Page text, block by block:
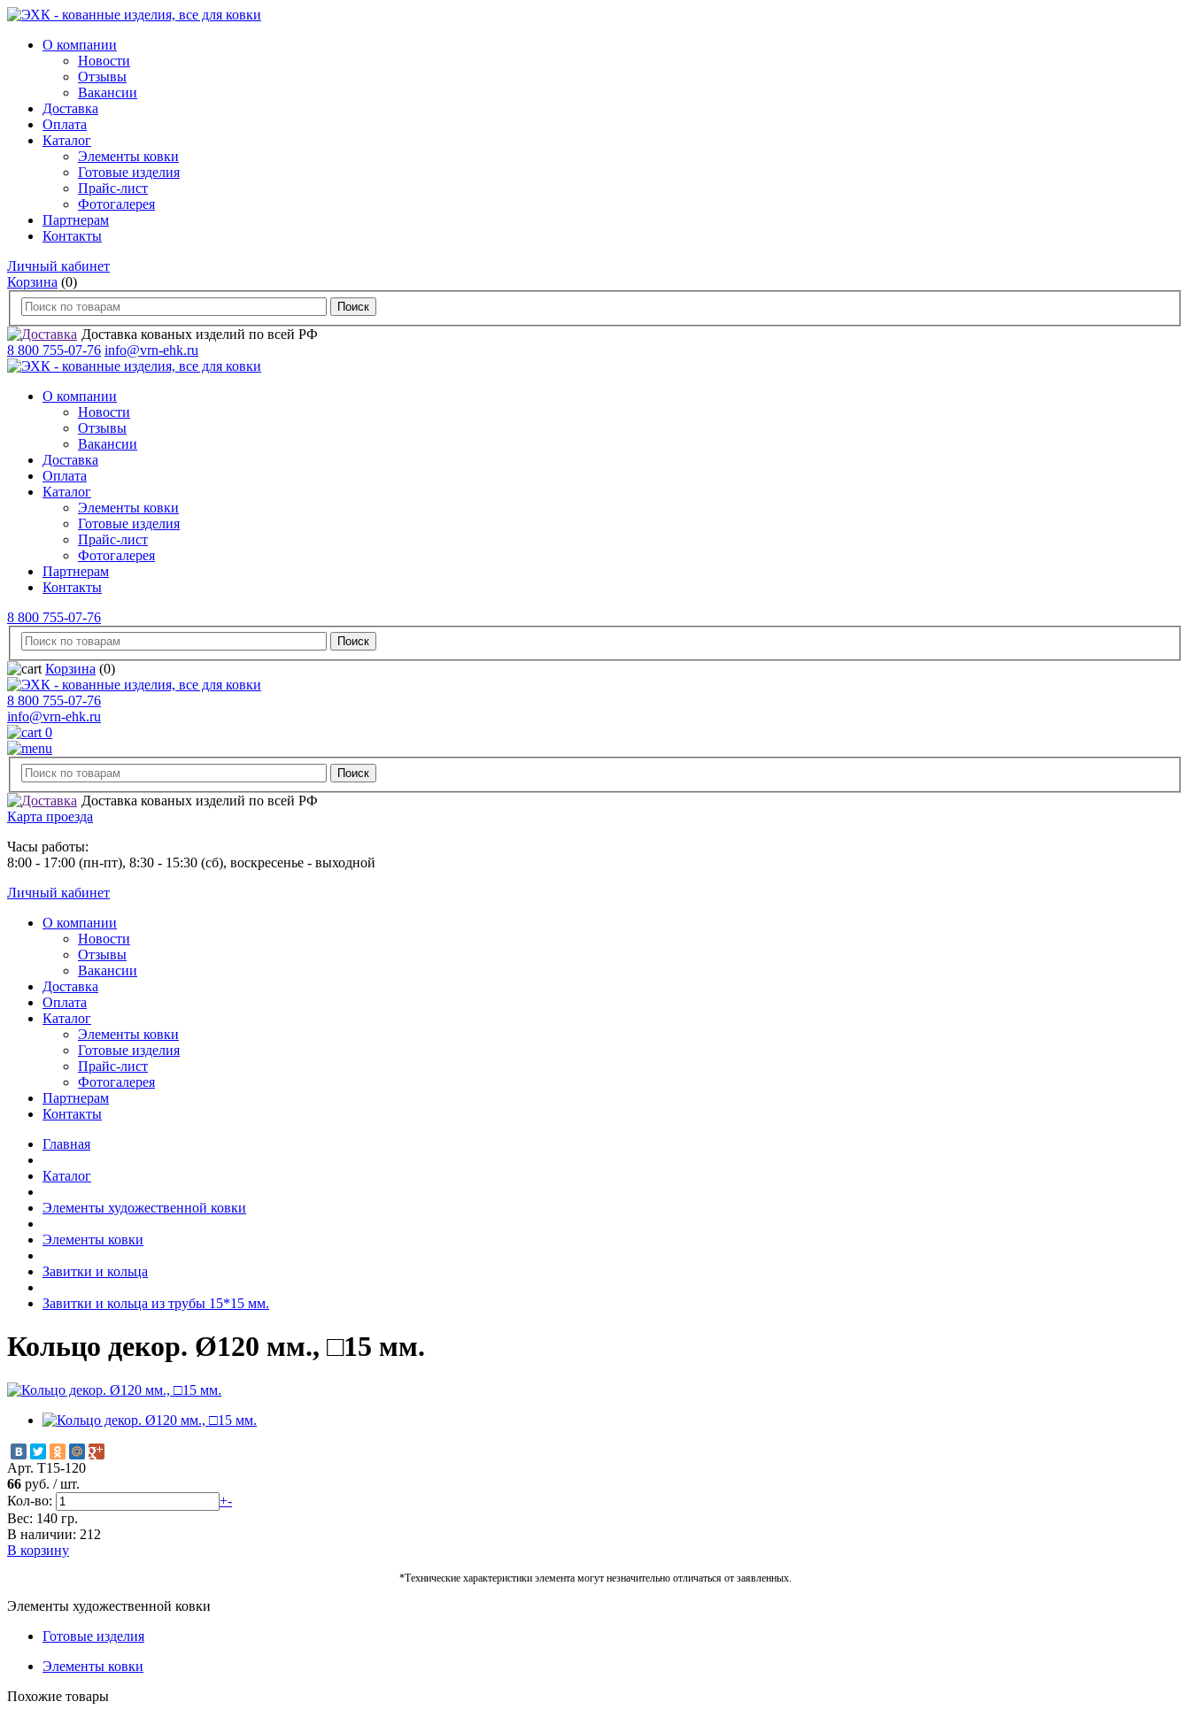
О компании
Новости
Отзывы
Вакансии
Доставка
Оплата
Каталог
Элементы ковки
Готовые изделия
Прайс-лист
Фотогалерея
Партнерам
Контакты
Личный кабинет
Корзина (0)
Доставка кованых изделий по всей РФ
8 800 755-07-76 info@vrn-ehk.ru
О компании
Новости
Отзывы
Вакансии
Доставка
Оплата
Каталог
Элементы ковки
Готовые изделия
Прайс-лист
Фотогалерея
Партнерам
Контакты
8 800 755-07-76
Корзина (0)
8 800 755-07-76
info@vrn-ehk.ru
0
Доставка кованых изделий по всей РФ
Карта проезда
Часы работы:
8:00 - 17:00 (пн-пт), 8:30 - 15:30 (сб), воскресенье - выходной
Личный кабинет
О компании
Новости
Отзывы
Вакансии
Доставка
Оплата
Каталог
Элементы ковки
Готовые изделия
Прайс-лист
Фотогалерея
Партнерам
Контакты
Главная
Каталог
Элементы художественной ковки
Элементы ковки
Завитки и кольца
Завитки и кольца из трубы 15*15 мм.
Кольцо декор. Ø120 мм., □15 мм.
Арт. Т15-120
66 руб. /шт.
Кол-во:
+-
Вес: 140 гр.
В наличии: 212
В корзину
*Технические характеристики элемента могут незначительно отличаться от заявленных.
Элементы художественной ковки
Готовые изделия
Элементы ковки
Похожие товары